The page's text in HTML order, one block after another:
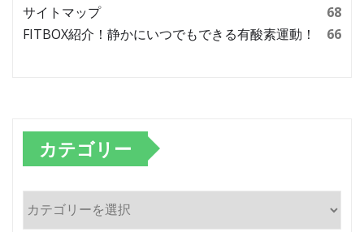
サイトマップ
68
FITBOX紹介！静かにいつでもできる有酸素運動！
66
カテゴリー
カ
テ